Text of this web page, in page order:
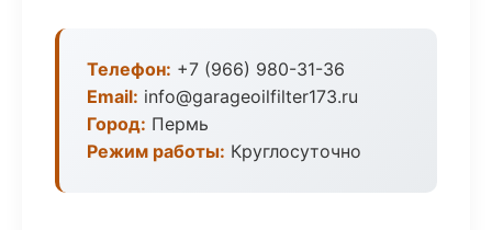
Телефон: +7 (966) 980-31-36
Email: info@garageoilfilter173.ru
Город: Пермь
Режим работы: Круглосуточно